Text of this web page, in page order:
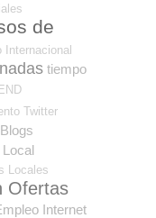
de
tiempo
Twitter
Locales
Ofertas
Internet